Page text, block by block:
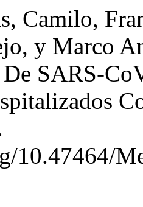
Camilo,
y Marco
SARS-
10.47464/